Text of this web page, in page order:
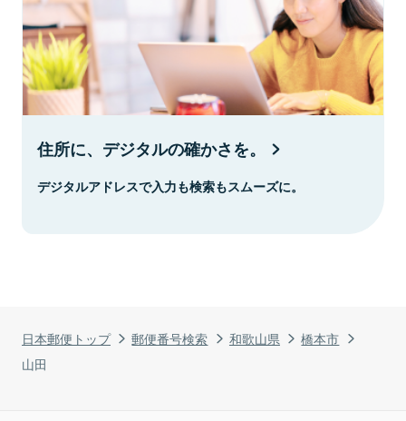
日本郵便トップ 郵便番号検索 和歌山県
橋本市
山田
住所に、デジタルの確かさを。
デジタルアドレスで入力も検索もスムーズに。